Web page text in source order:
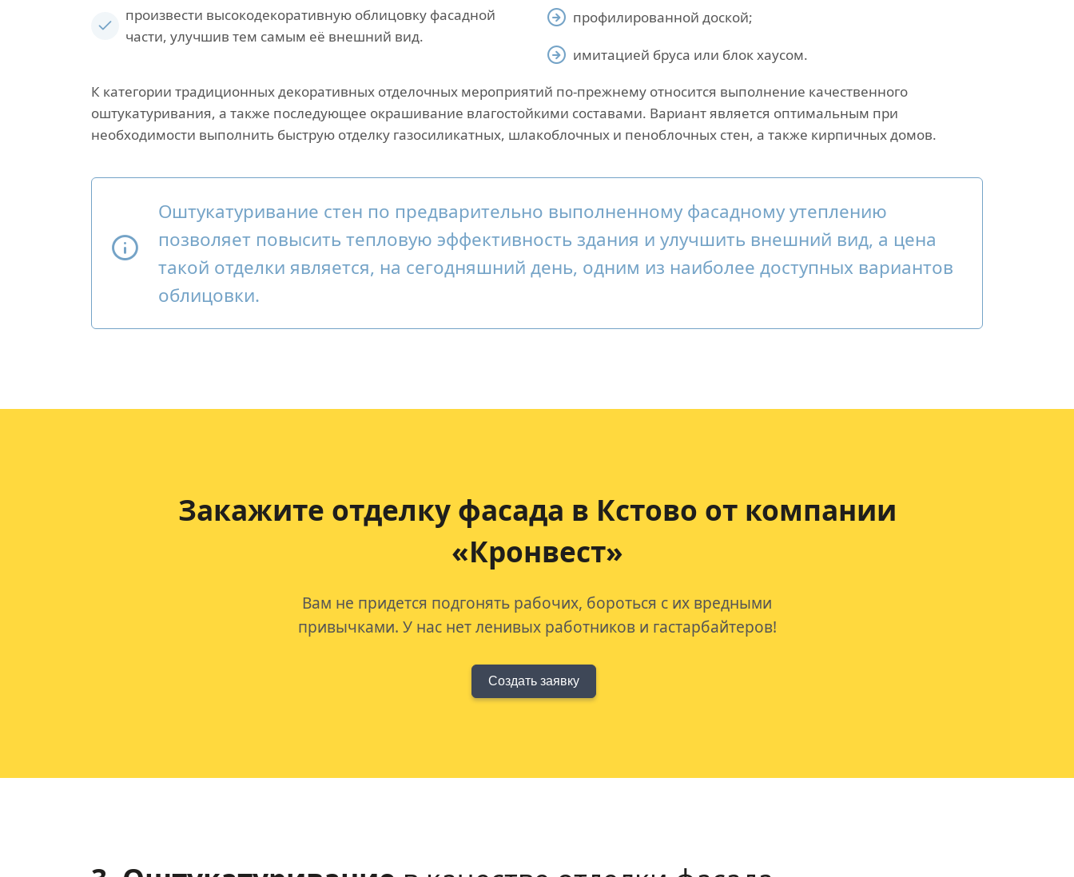
произвести высокодекоративную облицовку фасадной
части, улучшив тем самым её внешний вид.
профилированной доской;
имитацией бруса или блок хаусом.
К категории традиционных декоративных отделочных мероприятий по-прежнему относится выполнение качественного
оштукатуривания, а также последующее окрашивание влагостойкими составами. Вариант является оптимальным при
необходимости выполнить быструю отделку газосиликатных, шлакоблочных и пеноблочных стен, а также кирпичных домов.
Оштукатуривание стен по предварительно выполненному фасадному утеплению
позволяет повысить тепловую эффективность здания и улучшить внешний вид, а цена
такой отделки является, на сегодняшний день, одним из наиболее доступных вариантов
облицовки.
Закажите отделку фасада в Кстово от компании
«Кронвест»
Вам не придется подгонять рабочих, бороться с их вредными
привычками. У нас нет ленивых работников и гастарбайтеров!
Создать заявку